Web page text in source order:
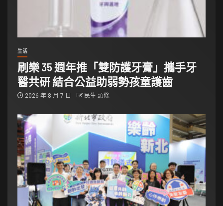
生活
刷樂 35 週年推「雙防護牙膏」攜手牙
醫共研 結合公益助弱勢孩童護齒
2026 年 8 月 7 日 民生 頭條